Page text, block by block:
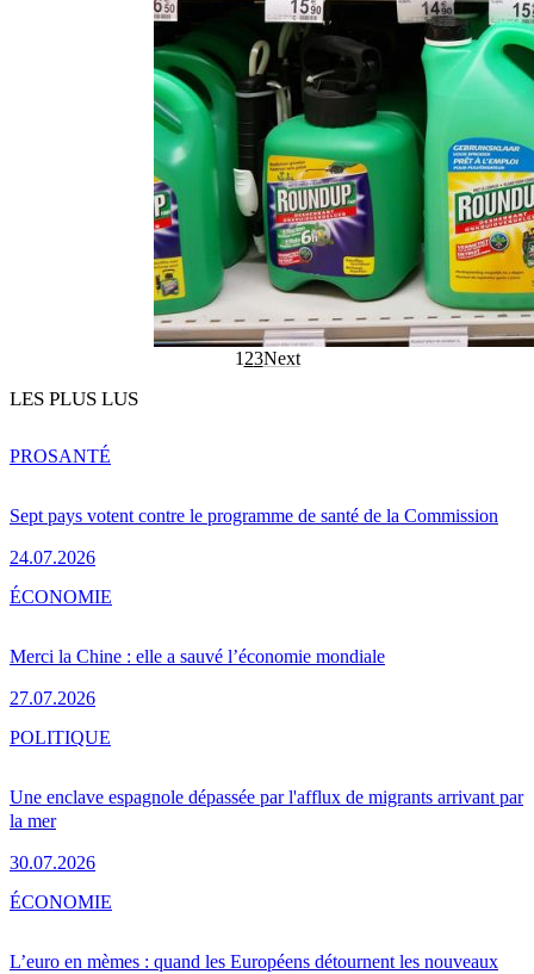
1 23Next
LES PLUS LUS
Sept pays votent contre le programme de santé de la Commission
24.07.2026
PROSANTÉ
Merci la Chine : elle a sauvé l’économie mondiale
27.07.2026
ÉCONOMIE
Une enclave espagnole dépassée par l'afflux de migrants arrivant par
la mer
30.07.2026
POLITIQUE
L’euro en mèmes : quand les Européens détournent les nouveaux
ÉCONOMIE